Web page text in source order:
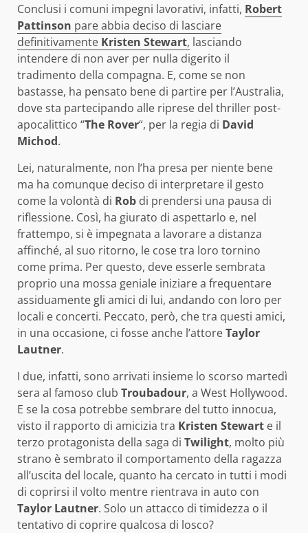
Conclusi i comuni impegni lavorativi, infatti, Robert
Pattinson pare abbia deciso di lasciare
definitivamente Kristen Stewart, lasciando
intendere di non aver per nulla digerito il
tradimento della compagna. E, come se non
bastasse, ha pensato bene di partire per l’Australia,
dove sta partecipando alle riprese del thriller post-
apocalittico “The Rover“, per la regia di David
Michod.
Lei, naturalmente, non l’ha presa per niente bene
ma ha comunque deciso di interpretare il gesto
come la volontà di Rob di prendersi una pausa di
riflessione. Così, ha giurato di aspettarlo e, nel
frattempo, si è impegnata a lavorare a distanza
affinché, al suo ritorno, le cose tra loro tornino
come prima. Per questo, deve esserle sembrata
proprio una mossa geniale iniziare a frequentare
assiduamente gli amici di lui, andando con loro per
locali e concerti. Peccato, però, che tra questi amici,
in una occasione, ci fosse anche l’attoreTaylor
Lautner.
I due, infatti, sono arrivati insieme lo scorso martedì
sera al famoso club Troubadour, a West Hollywood.
E se la cosa potrebbe sembrare del tutto innocua,
visto il rapporto di amicizia tra Kristen Stewart e il
terzo protagonista della saga di Twilight, molto più
strano è sembrato il comportamento della ragazza
all’uscita del locale, quanto ha cercato in tutti i modi
di coprirsi il volto mentre rientrava in auto con
Taylor Lautner. Solo un attacco di timidezza o il
tentativo di coprire qualcosa di losco?